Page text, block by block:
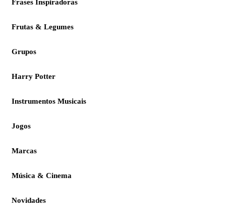
Frases Inspiradoras
Frutas & Legumes
Grupos
Harry Potter
Instrumentos Musicais
Jogos
Marcas
Música & Cinema
Novidades